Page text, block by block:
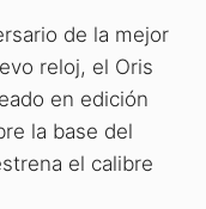
de la mejor
reloj, el Oris
en edición
la base del
el calibre